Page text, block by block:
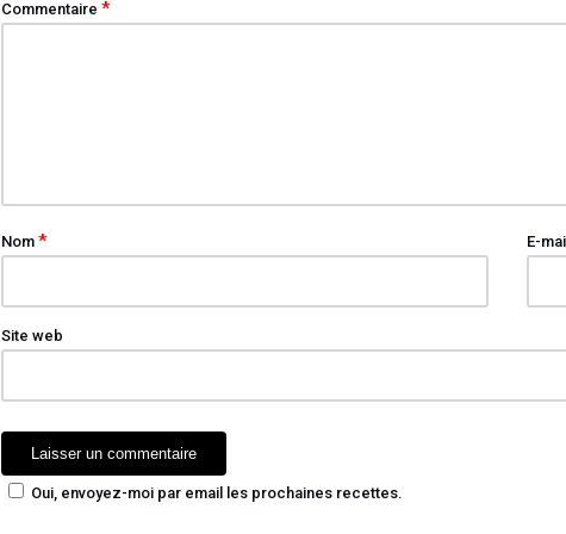
Commentaire *
Nom * E-
Site web
Oui, envoyez-moi par email les prochaines recettes.